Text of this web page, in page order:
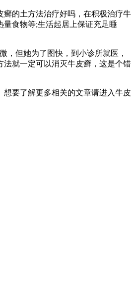
的土方法治疗好吗，在积极治疗牛
食物等;生活起居上保证充足睡
，但她为了图快，到小诊所就医，
就一定可以消灭牛皮癣，这是个错
要了解更多相关的文章请进入牛皮